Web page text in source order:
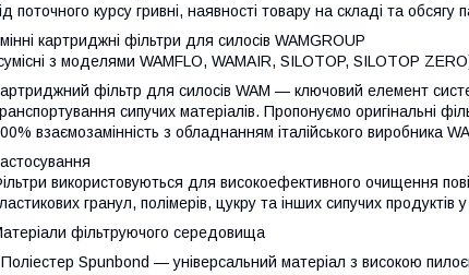
поточного курсу гривні, наявності товару на складі та обсягу
картриджні фільтри для силосів WAMGROUP
з моделями WAMFLO, WAMAIR, SILOTOP, SILOTOP
фільтр для силосів WAM — ключовий елемент
сипучих матеріалів. Пропонуємо оригінальні
взаємозамінність з обладнанням італійського виробника
використовуються для високоефективного очищення
гранул, полімерів, цукру та інших сипучих
фільтруючого середовища
Spunbond — універсальний матеріал з високою